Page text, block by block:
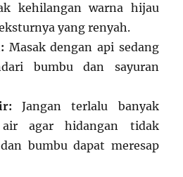
kehilangan warna hijau
yang renyah.
Masak dengan api sedang
bumbu dan sayuran
Jangan terlalu banyak
air agar hidangan tidak
bumbu dapat meresap